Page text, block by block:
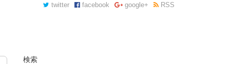
twitter facebook google+ RSS
検索